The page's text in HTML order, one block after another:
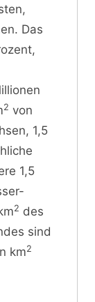
Das
2 von
1,5
1,5
2 des
sind
km2